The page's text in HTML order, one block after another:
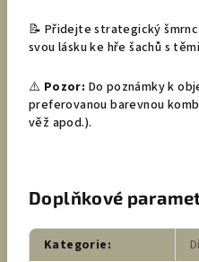
📝 Přidejte strategický
svou lásku ke hře šachů s
⚠️ Pozor: Do poznámky k
preferovanou barevnou
věž apod.).
Doplňkové
Kategorie: